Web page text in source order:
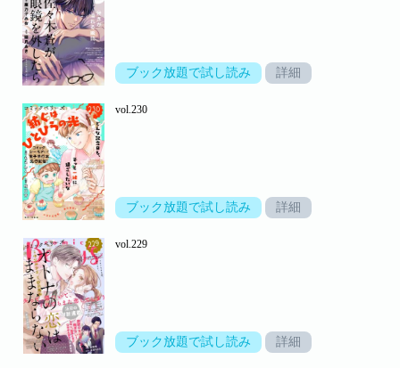
ブック放題で試し読み 詳細
vol.230
ブック放題で試し読み 詳細
vol.229
ブック放題で試し読み 詳細